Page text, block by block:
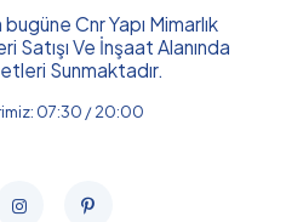
Cnr Yapı Mimarlık
Satışı Ve İnşaat Alanında
Sunmaktadır.
07:30 / 20:00